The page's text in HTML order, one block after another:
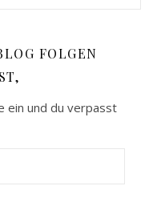
FOLGEN
ein und du verpasst